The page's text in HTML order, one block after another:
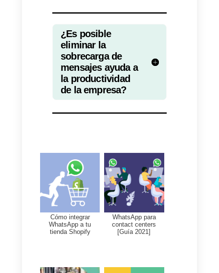
satisfechos con la atención, lo
que hará que envíen menos
mensajes y que se cierre más
rápido la conversación.
La salud emocional de los
orden ayuda a la concentración y
a evitar el estrés y la frustración.
Empleados con una buena salud
psicológica harán mejor su